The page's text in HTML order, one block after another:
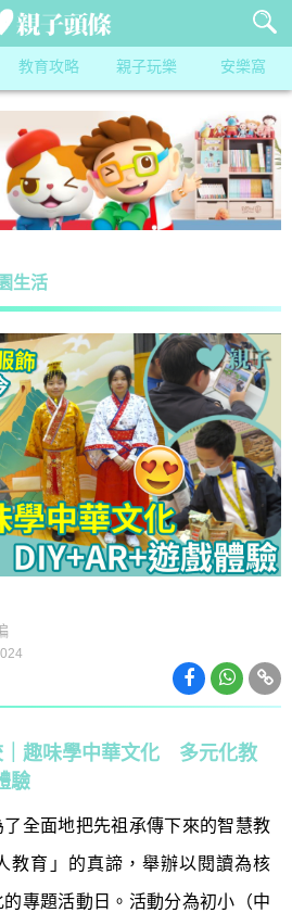
教育攻略 親子玩樂 安樂窩
生活
｜趣味學中華文化 多元化教
驗
全面地把先祖承傳下來的智慧教
教育」的真諦，舉辦以閱讀為核
專題活動日。活動分為初小（中